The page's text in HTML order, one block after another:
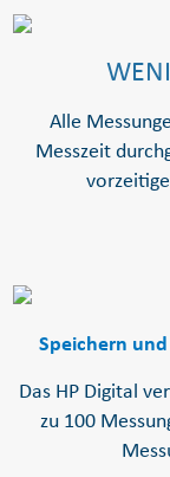
Alle
Messzeit
Speichern
Das HP Digital
zu 100